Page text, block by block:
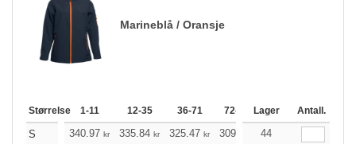
Marineblå / Oransje
Størrelse 1-11 12-35 36-71 72-143 144-287
Lager Antall.
S 340.97 kr 335.84 kr 325.47 kr 309.97 294.47
44